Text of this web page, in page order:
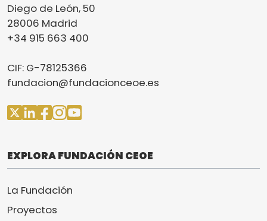
Diego de León, 50
28006 Madrid
+34 915 663 400
CIF: G-78125366
fundacion@fundacionceoe.es
EXPLORA FUNDACIÓN CEOE
La Fundación
Proyectos